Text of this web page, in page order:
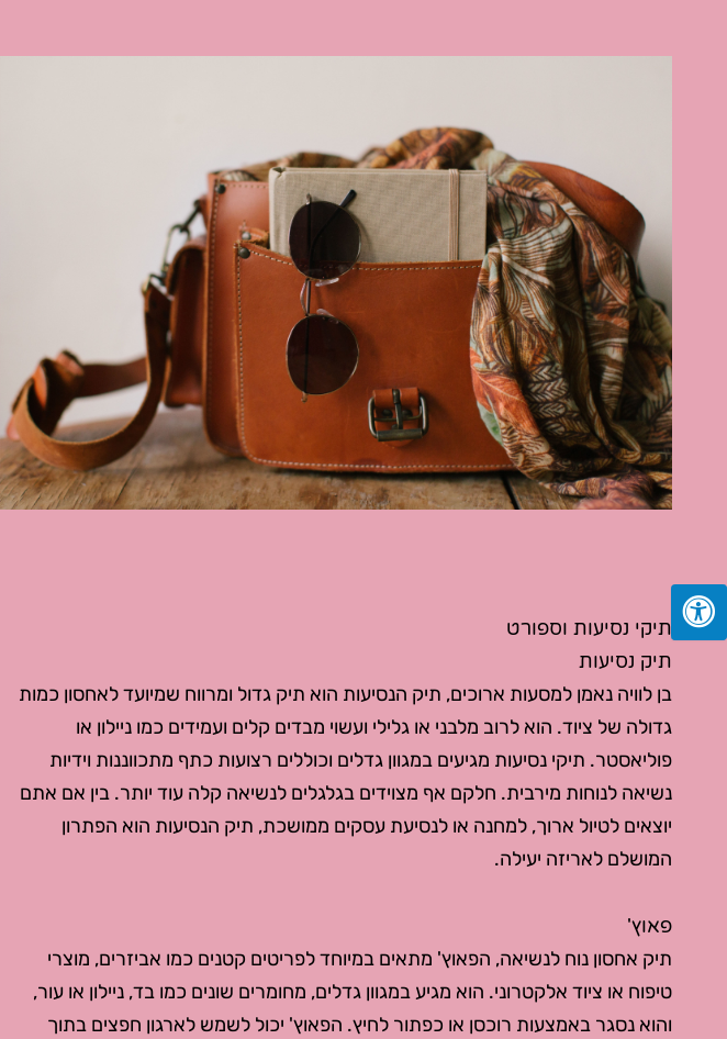
תיקי נסיעות וספורט
תיק נסיעות
בן לוויה נאמן למסעות ארוכים, תיק הנסיעות הוא תיק גדול ומרווח שמיועד לאחסון כמות
גדולה של ציוד. הוא לרוב מלבני או גלילי ועשוי מבדים קלים ועמידים כמו ניילון או
פוליאסטר. תיקי נסיעות מגיעים במגוון גדלים וכוללים רצועות כתף מתכווננות וידיות
נשיאה לנוחות מירבית. חלקם אף מצוידים בגלגלים לנשיאה קלה עוד יותר. בין אם אתם
יוצאים לטיול ארוך, למחנה או לנסיעת עסקים ממושכת, תיק הנסיעות הוא הפתרון
המושלם לאריזה יעילה.
פאוץ'
תיק אחסון נוח לנשיאה, הפאוץ' מתאים במיוחד לפריטים קטנים כמו אביזרים, מוצרי
טיפוח או ציוד אלקטרוני. הוא מגיע במגוון גדלים, מחומרים שונים כמו בד, ניילון או עור,
והוא נסגר באמצעות רוכסן או כפתור לחיץ. הפאוץ' יכול לשמש לארגון חפצים בתוך